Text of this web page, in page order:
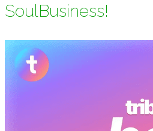
SoulBusiness!